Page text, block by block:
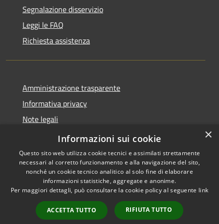
Segnalazione disservizio
Leggi le FAQ
Richiesta assistenza
Amministrazione trasparente
Informativa privacy
Note legali
Dichiarazione di accessibilità
Accessibilità
Copyright © 2026 • Comune di
Casalbordino • Powered by
Municipium•
Accesso
redazione
×
Informazioni sui cookie
Questo sito web utilizza cookie tecnici e assimilati strettamente
necessari al corretto funzionamento e alla navigazione del sito,
nonché un cookie tecnico analitico al solo fine di elaborare
informazioni statistiche, aggregate e anonime.
Per maggiori dettagli, può consultare la cookie policy al seguente link
ACCETTA TUTTO RIFIUTA TUTTO